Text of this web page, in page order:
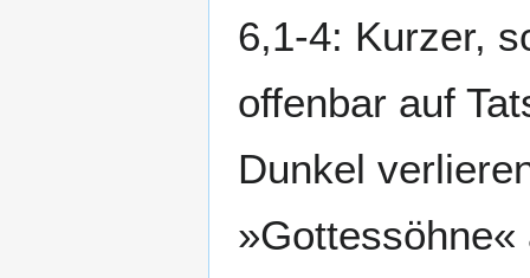
6,1-4: Kurzer,
offenbar auf
Dunkel